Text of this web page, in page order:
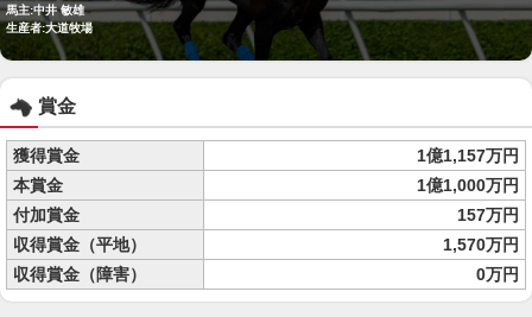
馬主:中井 敏雄
生産者:大道牧場
賞金
獲得賞金
1億1,157万円
本賞金
1億1,000万円
付加賞金
157万円
収得賞金（平地）
1,570万円
収得賞金（障害）
0万円